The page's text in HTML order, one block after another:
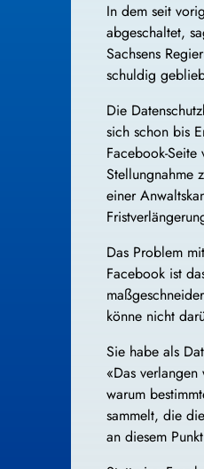
In dem seit
abgeschaltet,
Sachsens
schuldig
Die
sich schon bis
Facebook-
Stellungnahme
einer
Das Problem
Facebook ist
könne nicht
Sie habe als
«Das
warum
sammelt, die
an diesem